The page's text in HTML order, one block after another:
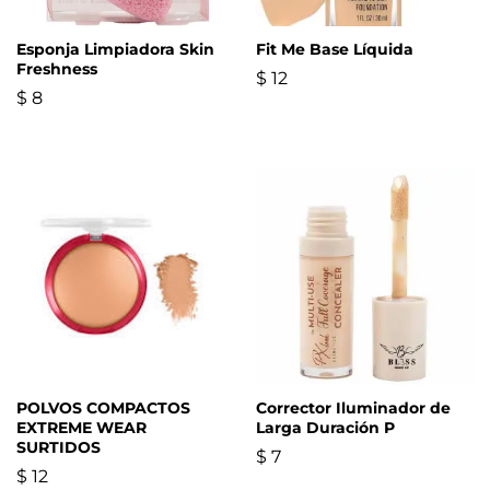
Esponja Limpiadora Skin
Freshness
$ 8
Fit Me Base Líquida
$ 12
POLVOS COMPACTOS
EXTREME WEAR
SURTIDOS
$ 12
Corrector Iluminador de
Larga Duración P
$ 7